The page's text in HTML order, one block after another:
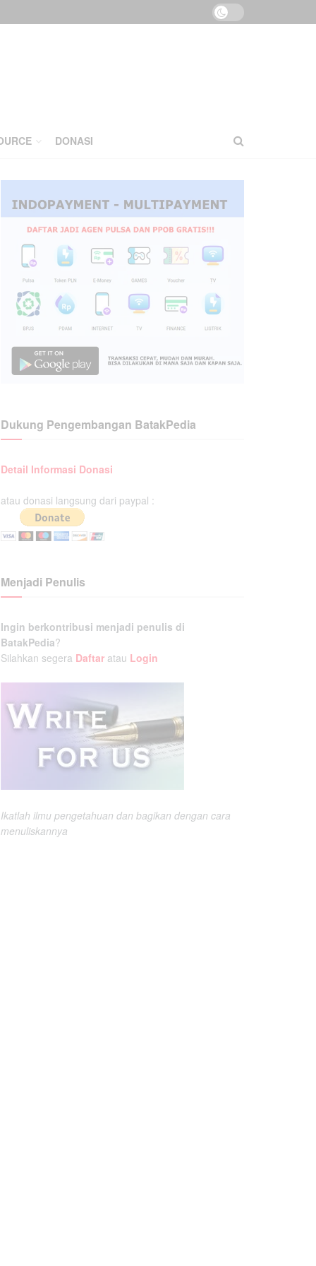
DONASI
Dukung Pengembangan BatakPedia
Detail Informasi Donasi
atau donasi langsung dari paypal :
Menjadi Penulis
Ingin berkontribusi menjadi penulis di
BatakPedia?
Silahkan segera Daftar atau Login
Ikatlah ilmu pengetahuan dan bagikan dengan cara
menuliskannya